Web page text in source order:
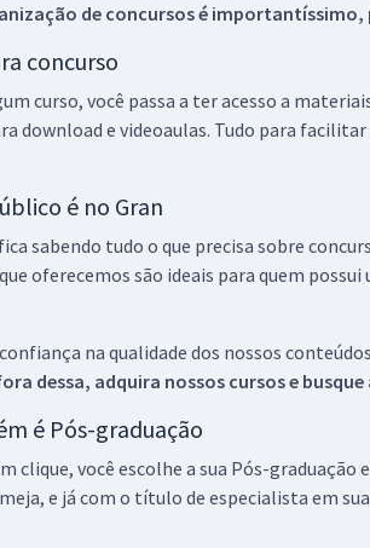
de concursos é
concurso
curso, você passa a ter acesso a
download e videoaulas. Tudo para
é no Gran
sabendo tudo o que precisa sobre
oferecemos são ideais para quem
na qualidade dos nossos
dessa, adquira nossos cursos e
é Pós-graduação
clique, você escolhe a sua Pós-
e já com o título de especialista em